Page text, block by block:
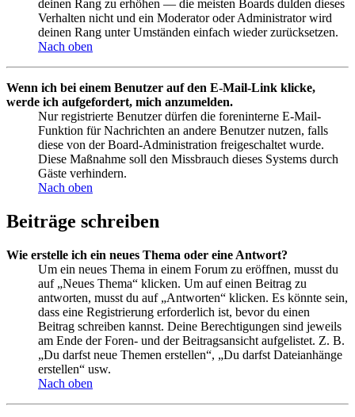
deinen Rang zu erhöhen — die meisten Boards dulden dieses
Verhalten nicht und ein Moderator oder Administrator wird
deinen Rang unter Umständen einfach wieder zurücksetzen.
Nach oben
Wenn ich bei einem Benutzer auf den E-Mail-Link klicke,
werde ich aufgefordert, mich anzumelden.
Nur registrierte Benutzer dürfen die foreninterne E-Mail-
Funktion für Nachrichten an andere Benutzer nutzen, falls
diese von der Board-Administration freigeschaltet wurde.
Diese Maßnahme soll den Missbrauch dieses Systems durch
Gäste verhindern.
Nach oben
Beiträge schreiben
Wie erstelle ich ein neues Thema oder eine Antwort?
Um ein neues Thema in einem Forum zu eröffnen, musst du
auf „Neues Thema“ klicken. Um auf einen Beitrag zu
antworten, musst du auf „Antworten“ klicken. Es könnte sein,
dass eine Registrierung erforderlich ist, bevor du einen
Beitrag schreiben kannst. Deine Berechtigungen sind jeweils
am Ende der Foren- und der Beitragsansicht aufgelistet. Z. B.
„Du darfst neue Themen erstellen“, „Du darfst Dateianhänge
erstellen“ usw.
Nach oben